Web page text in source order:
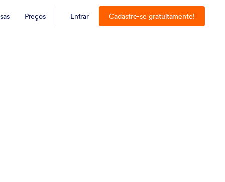
Preços Entrar Cadastre-se gratuitamente!